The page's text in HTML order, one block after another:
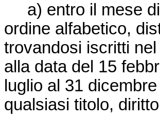
a) entro il mese di
ordine alfabetico,
trovandosi iscritti
alla data del 15
luglio al 31
qualsiasi titolo,